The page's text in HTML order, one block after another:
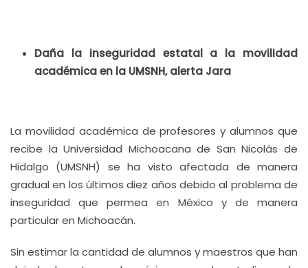
Daña la inseguridad estatal a la movilidad
académica en la UMSNH, alerta Jara
La movilidad académica de profesores y alumnos que
recibe la Universidad Michoacana de San Nicolás de
Hidalgo (UMSNH) se ha visto afectada de manera
gradual en los últimos diez años debido al problema de
inseguridad que permea en México y de manera
particular en Michoacán.
Sin estimar la cantidad de alumnos y maestros que han